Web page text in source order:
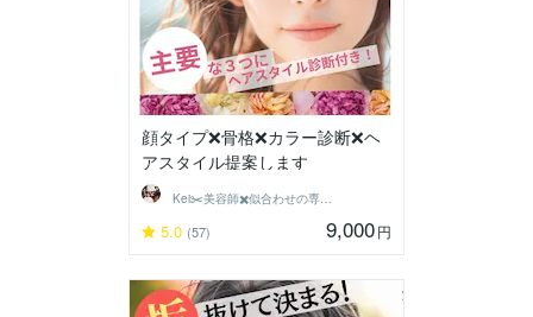
顔タイプ❌骨格❌カラー診断❌ヘ
アスタイル提案します
5.0 (57) 9,000円